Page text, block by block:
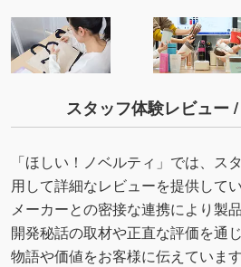
スタッフ体験レビュー
「ほしい！ノベルティ」では、ス
用して詳細なレビューを提供してい
メーカーとの密接な連携により製
開発秘話の取材や正直な評価を通
物語や価値をお客様に伝えていま